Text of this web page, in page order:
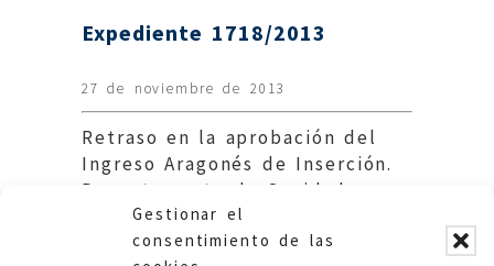
Gestionar el
consentimiento de las
Expediente 1718/2013
27 de noviembre de 2013
Retraso en la aprobación del
Ingreso Aragonés de Inserción.
Departamento de Sanidad,
Bienestar Social y Familia.